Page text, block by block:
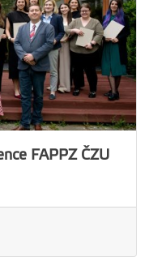
FAPPZ ČZU